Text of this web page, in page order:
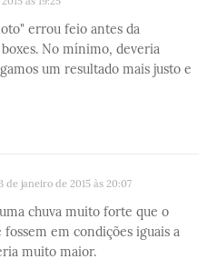
errou feio antes da
No mínimo, deveria
um resultado mais justo e
de janeiro de 2015 às 20:07
chuva muito forte que o
fossem em condições iguais a
muito maior.